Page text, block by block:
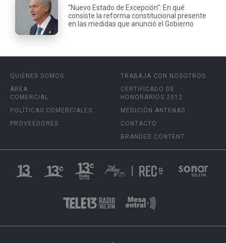
"Nuevo Estado de Excepción": En qué
consiste la reforma constitucional presente
en las medidas que anunció el Gobierno
QUIÉNES SOMOS
ÁREA
COMERCIAL
POLÍTICAS COMERCIALES
PROVEEDORES
TRABAJA CON NOSOTROS
CERTIFICADO DE
HONORARIOS 2012
MEDICIÓN ANTENAS
CONTACTO
BRANDED CONTENT